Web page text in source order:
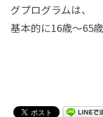
グプログラムは、
基本的に16歳～65